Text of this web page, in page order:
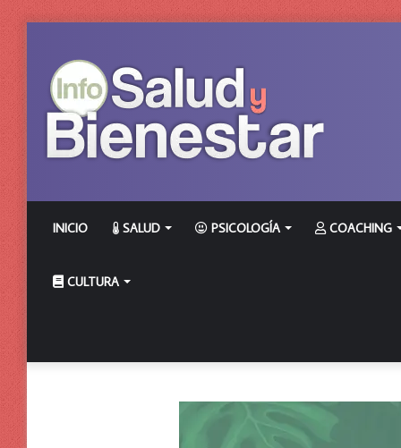
INICIO SALUD PSICOLOGÍA COACHING
CULTURA